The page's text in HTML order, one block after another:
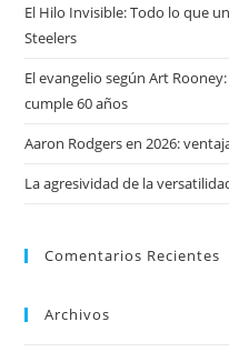
El Hilo Invisible: Todo lo que
Steelers
El evangelio según Art
cumple 60 años
Aaron Rodgers en 2026:
La agresividad de la
Comentarios Recientes
Archivos